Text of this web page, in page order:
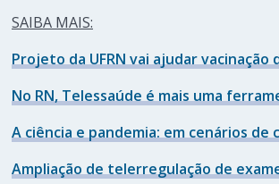
SAIBA MAIS:
Projeto da UFRN vai ajudar
No RN, Telessaúde é mais uma
A ciência e pandemia: em cenários
Ampliação de telerregulação de